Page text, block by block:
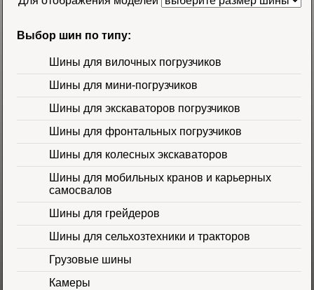
Шина 16.9-30
14PR TL Galaxy
Цена 60000 руб.
Шина 16.9-24 16PR
IND-80 OzkaЦена
46000 руб.
Выбор шин по типу:
Шины для вилочных погрузчиков
Шины для мини-погрузчиков
Шины для экскаваторов погрузчиков
Шины для фронтальных погрузчиков
Шины для колесных экскаваторов
Шины для мобильных кранов и карьерных
самосвалов
Шины для грейдеров
Шины для сельхозтехники и тракторов
Грузовые шины
Камеры